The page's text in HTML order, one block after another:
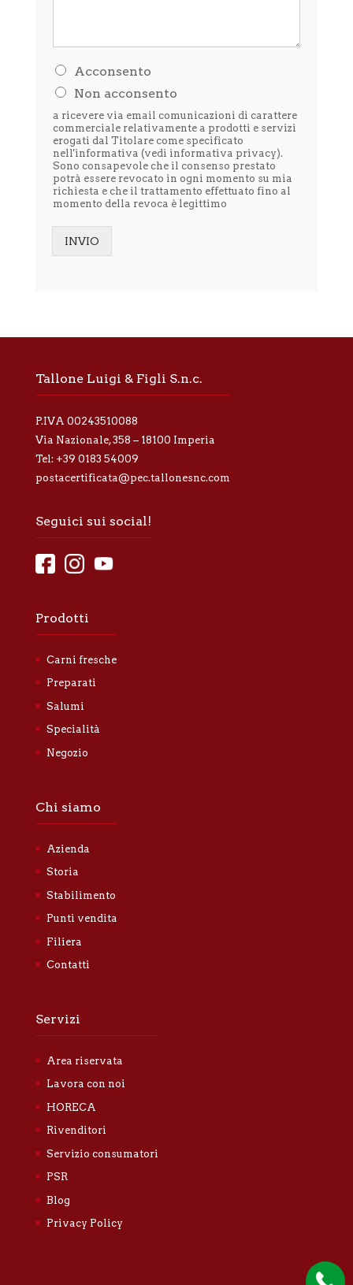
H
l
e
t
t
o
l
i
n
f
r
a
i
v
c
y
Acconsento
Non acconsento
a ricevere via email comunicazioni di carattere
commerciale relativamente a prodotti e servizi
erogati dal Titolare come specificato
nell'informativa (vedi informativa privacy).
Sono consapevole che il consenso prestato
potrà essere revocato in ogni momento su mia
richiesta e che il trattamento effettuato fino al
momento della revoca è legittimo
INVIO
Tallone Luigi & Figli S.n.c.
P.IVA 00243510088
Via Nazionale, 358 – 18100 Imperia
Tel: +39 0183 54009
postacertificata@pec.tallonesnc.com
Seguici sui social!
Prodotti
Carni fresche
Preparati
Salumi
Specialità
Negozio
Chi siamo
Azienda
Storia
Stabilimento
Punti vendita
Filiera
Contatti
Servizi
Area riservata
Lavora con noi
HORECA
Rivenditori
Servizio consumatori
PSR
Blog
Privacy Policy